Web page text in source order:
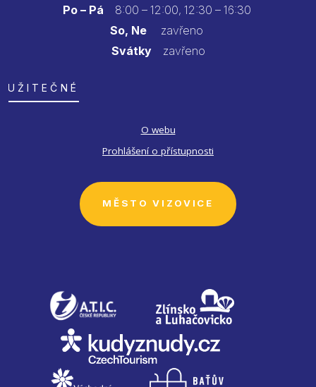
Po – Pá 8:00 – 12:00, 12:30 – 16:30
So, Ne zavřeno
Svátkyzavřeno
UŽITEČNÉ
O webu
Prohlášení o přístupnosti
MĚSTO VIZOVICE